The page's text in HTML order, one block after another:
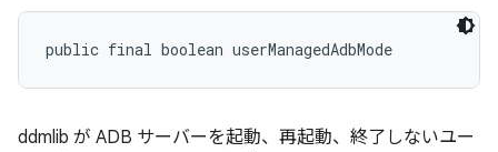
public final boolean userManagedAdbMode
ddmlib が ADB サーバーを起動、再起動、終了しないユー